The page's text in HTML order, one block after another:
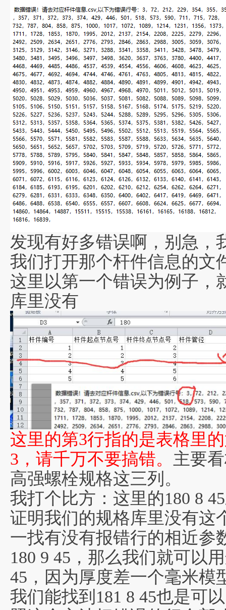
发现有好多错误啊，别急，
我们打开那个杆件信息的文
这里以第一个错误为例子，
库里没有
这里的第3行指的是表格里
3，请千万不要搞错。 主要
高强螺栓规格这三列。
我打个比方：这里的180 8
证明我们的规格库里没有这
一找有没有报错行的相近参
180 9 45，那么我们就可以
45，因为厚度差一个毫米模
我们能找到181 8 45也是可